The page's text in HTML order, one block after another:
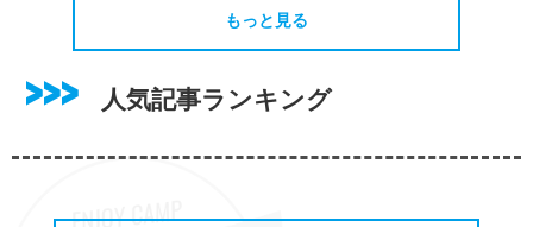
もっと見る
人気記事ランキング